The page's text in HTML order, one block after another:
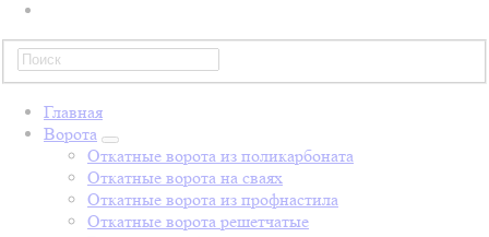
Главная
Ворота
Откатные ворота из поликарбоната
Откатные ворота на сваях
Откатные ворота из профнастила
Откатные ворота решетчатые